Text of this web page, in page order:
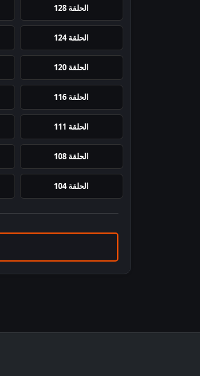
الحلقة 128
الحلقة 124
الحلقة 120
الحلقة 116
الحلقة 111
الحلقة 108
الحلقة 104